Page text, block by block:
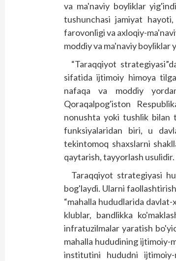
va ma'naviy boyliklar
tushunchasi jamiyat
farovonligi va axloqiy-
moddiy va ma'naviy boy­liklar
“Taraqqiyot
sifatida ijtimoiy himoya
nafaqa va moddiy
Qoraqalpog'iston
nonushta yoki tushlik bilan
funksiyalaridan biri, u
tekintomoq shaxslarni
qaytarish, tayyorlash
Taraqqiyot strategiyasi
bog'laydi. Ularni
“mahalla hududlarida
klublar, bandlikka
infratuzilmalar yaratish
mahalla hududining ijtimoiy-
institutini hududni